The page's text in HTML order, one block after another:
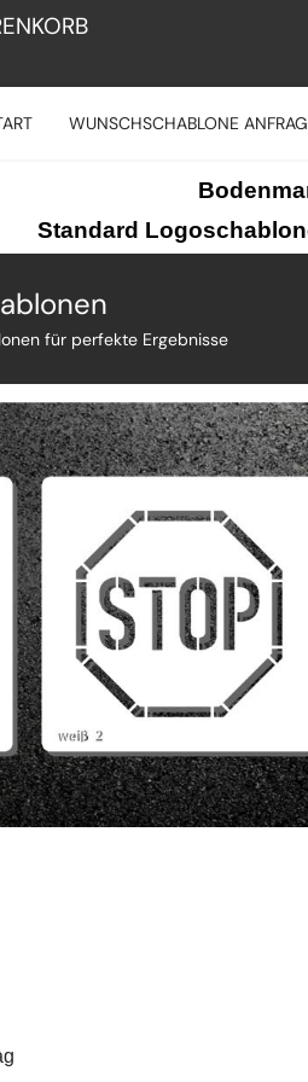
WUNSCHSCHABLONE
Standard
für perfekte Ergebnisse